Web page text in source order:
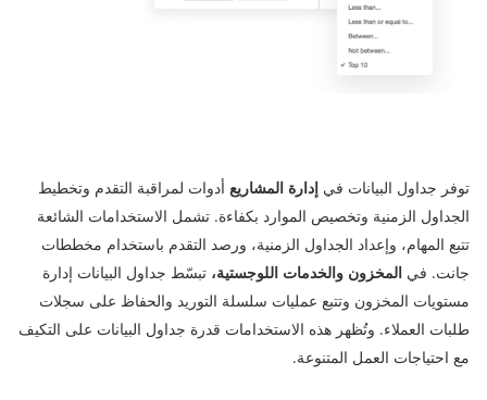
توفر جداول البيانات في إدارة المشاريع أدوات لمراقبة التقدم وتخطيط
الجداول الزمنية وتخصيص الموارد بكفاءة. تشمل الاستخدامات الشائعة
تتبع المهام، وإعداد الجداول الزمنية، ورصد التقدم باستخدام مخططات
جانت. في المخزون والخدمات اللوجستية، تبسّط جداول البيانات إدارة
مستويات المخزون وتتبع عمليات سلسلة التوريد والحفاظ على سجلات
طلبات العملاء. وتُظهر هذه الاستخدامات قدرة جداول البيانات على التكيف
مع احتياجات العمل المتنوعة.